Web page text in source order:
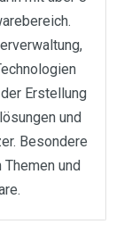
Erstellung
und
Besondere
und